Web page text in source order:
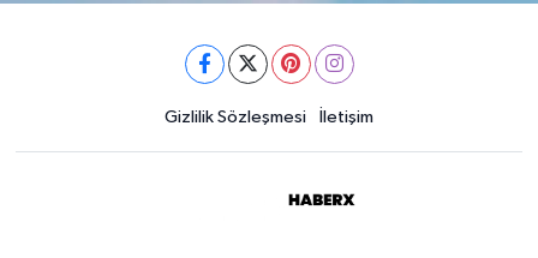
Gizlilik Sözleşmesi İletişim